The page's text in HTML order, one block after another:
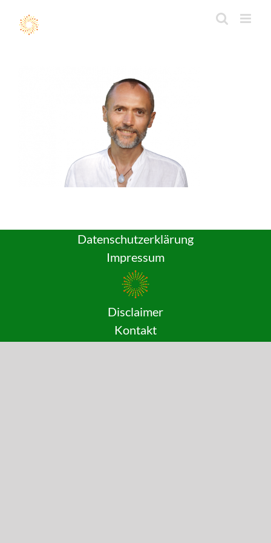
Inhalt
Datenschutzerklärung
Impressum
Disclaimer
Kontakt